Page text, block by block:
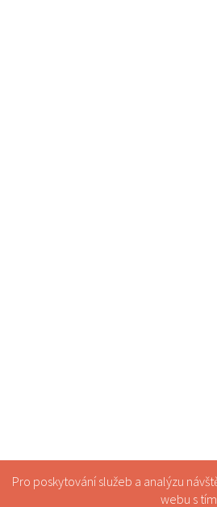
Pro poskytování služeb a analýzu
webu s